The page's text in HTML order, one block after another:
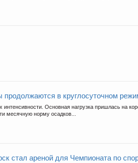
в круглосуточном
интенсивности. Основная нагрузка пришлась на
месячную норму осадков...
стал ареной для Чемпионата по